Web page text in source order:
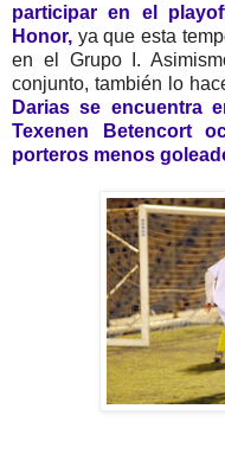
participar en el
Honor, ya que esta
en el Grupo I.
conjunto, también lo
Darias se encuentra
Texenen Betencort
porteros menos